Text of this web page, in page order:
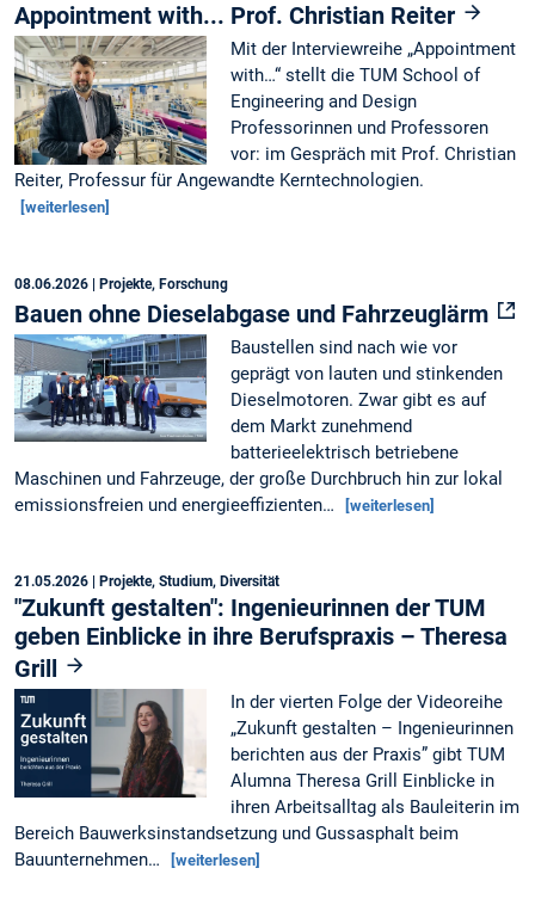
Appointment with... Prof. Christian Reiter
Mit der Interviewreihe „Appointment
with…“ stellt die TUM School of
Engineering and Design
Professorinnen und Professoren
vor: im Gespräch mit Prof. Christian
Reiter, Professur für Angewandte Kerntechnologien.
[weiterlesen]
08.06.2026 | Projekte, Forschung
Bauen ohne Dieselabgase und Fahrzeuglärm
Baustellen sind nach wie vor
geprägt von lauten und stinkenden
Dieselmotoren. Zwar gibt es auf
dem Markt zunehmend
batterieelektrisch betriebene
Maschinen und Fahrzeuge, der große Durchbruch hin zur lokal
emissionsfreien und energieeffizienten…
[weiterlesen]
21.05.2026 | Projekte, Studium, Diversität
"Zukunft gestalten": Ingenieurinnen der TUM
geben Einblicke in ihre Berufspraxis – Theresa
Grill
In der vierten Folge der Videoreihe
„Zukunft gestalten – Ingenieurinnen
berichten aus der Praxis” gibt TUM
Alumna Theresa Grill Einblicke in
ihren Arbeitsalltag als Bauleiterin im
Bereich Bauwerksinstandsetzung und Gussasphalt beim
Bauunternehmen…
[weiterlesen]